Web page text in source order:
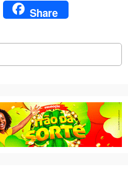
PrintFriendly
Share